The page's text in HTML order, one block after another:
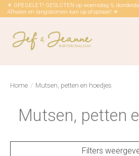
☀ OPEGELET! GESLOTEN op woensdag 5,
Afhalen en langskomen kan op afspraak! ☀
Home / Mutsen, petten en hoedjes
Mutsen, petten
Filters